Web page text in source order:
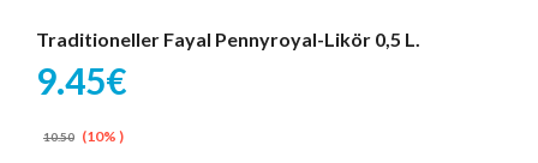
Traditioneller Fayal Pennyroyal-Likör 0,5 L.
9.45€
10.50 (10% )